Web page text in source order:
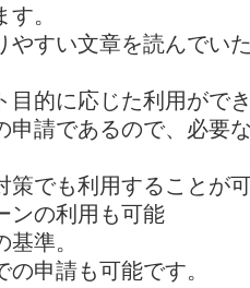
。
やすい文章を読んでい
目的に応じた利用がで
申請であるので、必要
策でも利用することが
ンの利用も可能
準。
申請も可能です。